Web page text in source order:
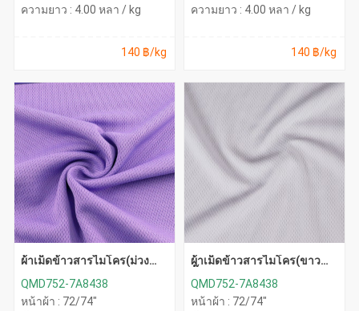
ความยาว : 4.00 หลา / kg
140 ฿/kg
ความยาว : 4.00 หลา / kg
140 ฿/kg
ผ้าเม็ดข้าวสารไมโคร(ม่วง
QMD752-7A8438
หน้าผ้า : 72/74"
ผ้าเม็ดข้าวสารไมโคร(ขาว
QMD752-7A8438
หน้าผ้า : 72/74"